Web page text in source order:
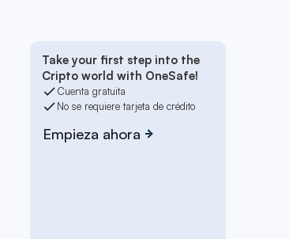
Take your first step into the
Cripto world with OneSafe!
Cuenta gratuita
No se requiere tarjeta de crédito
Empieza ahora